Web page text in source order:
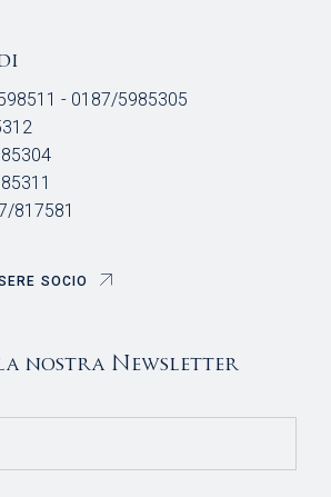
- 0187/5985305
817581
SOCIO
nostra Newsletter